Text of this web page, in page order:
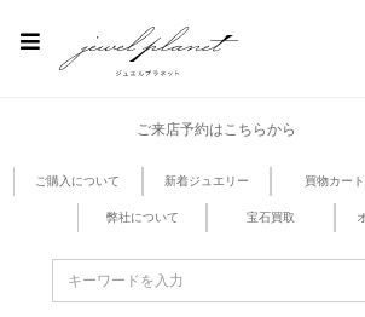
ご来店予約はこちらから
ご購入について 新着ジュエリー 買物カート
弊社について 宝石買取